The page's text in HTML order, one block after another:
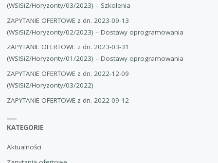
(WSISiZ/Horyzonty/03/2023) – Szkolenia
ZAPYTANIE OFERTOWE z dn. 2023-09-13
(WSISiZ/Horyzonty/02/2023) – Dostawy oprogramowania
ZAPYTANIE OFERTOWE z dn. 2023-03-31
(WSISiZ/Horyzonty/01/2023) – Dostawy oprogramowania
ZAPYTANIE OFERTOWE z dn. 2022-12-09
(WSISiZ/Horyzonty/03/2022)
ZAPYTANIE OFERTOWE z dn. 2022-09-12
KATEGORIE
Aktualności